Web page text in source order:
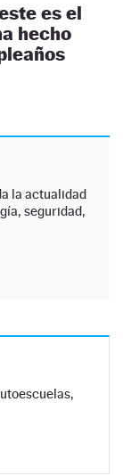
es el
hecho
la actualidad
seguridad,